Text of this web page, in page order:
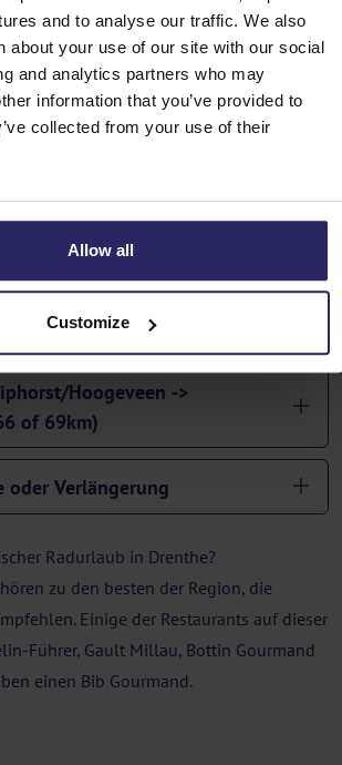
and to analyse our traffic. We also
about your use of our site with our social
and analytics partners who may
information that you’ve provided to
collected from your use of their
Allow all
Customize
und Veenhuizen (16km)
-> Zuidlaren (48km)
-> De Schiphorst/Hoogeveen
Hoogeveen ->
of 69km)
oder Verlängerung
Radurlaub in Drenthe?
zu den besten der Region, die
Einige der Restaurants auf dieser
Führer, Gault Millau, Bottin Gourmand
einen Bib Gourmand.